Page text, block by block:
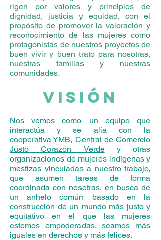
rigen por valores y principios de
dignidad, justicia y equidad, con el
propósito de promover la valoración y
reconocimiento de las mujeres como
protagonistas de nuestros proyectos de
buen vivir y buen trato para nosotras,
nuestras familias y nuestras
comunidades.
VISIÓN
Nos vemos como un equipo que
interactúa y se alía con la
cooperativa YMB, Central de Comercio
Justo Corazón Verdey otras
organizaciones de mujeres indígenas y
mestizas vinculadas a nuestro trabajo,
que asumen tareas de forma
coordinada con nosotras, en busca de
un anhelo común basado en la
construcción de un mundo más justo y
equitativo en el que las mujeres
estemos empoderadas, seamos más
iguales en derechos y más felices.